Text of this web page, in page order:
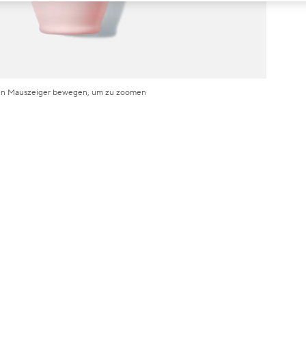
Mauszeiger bewegen, um zu zoomen